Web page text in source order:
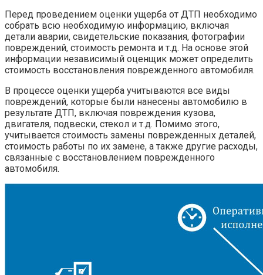
Перед проведением оценки ущерба от ДТП необходимо
собрать всю необходимую информацию, включая
детали аварии, свидетельские показания, фотографии
повреждений, стоимость ремонта и т.д. На основе этой
информации независимый оценщик может определить
стоимость восстановления поврежденного автомобиля.
В процессе оценки ущерба учитываются все виды
повреждений, которые были нанесены автомобилю в
результате ДТП, включая повреждения кузова,
двигателя, подвески, стекол и т.д. Помимо этого,
учитывается стоимость замены поврежденных деталей,
стоимость работы по их замене, а также другие расходы,
связанные с восстановлением поврежденного
автомобиля.